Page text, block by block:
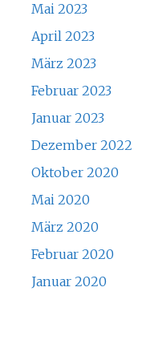
Mai 2023
April 2023
März 2023
Februar 2023
Januar 2023
Dezember 2022
Oktober 2020
Mai 2020
März 2020
Februar 2020
Januar 2020